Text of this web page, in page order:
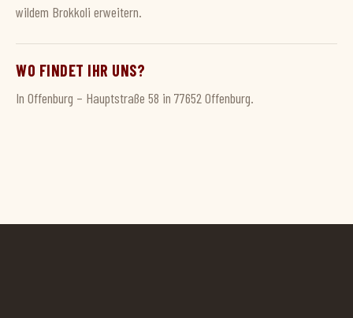
wildem Brokkoli erweitern.
WO FINDET IHR UNS?
In Offenburg – Hauptstraße 58 in 77652 Offenburg.